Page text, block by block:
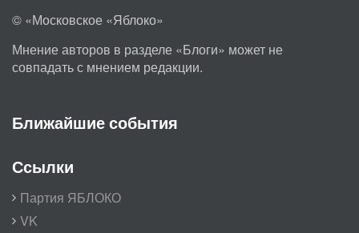
© «Московское «Яблоко»
Мнение авторов в разделе «Блоги» может не
совпадать с мнением редакции.
Ближайшие события
Ссылки
Партия ЯБЛОКО
VK